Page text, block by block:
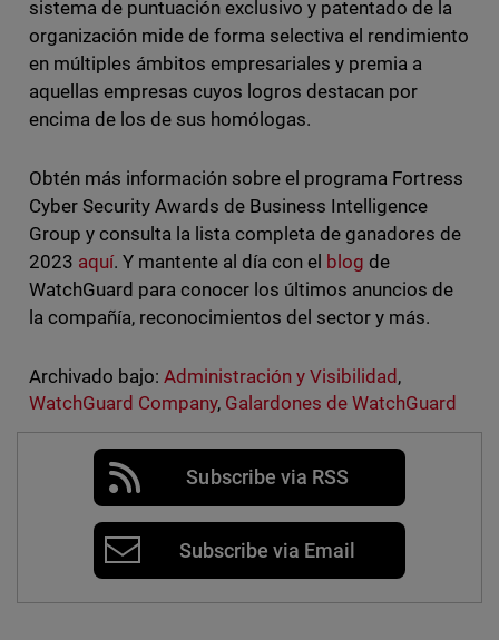
sistema de puntuación exclusivo y patentado de la
organización mide de forma selectiva el rendimiento
en múltiples ámbitos empresariales y premia a
aquellas empresas cuyos logros destacan por
encima de los de sus homólogas.
Obtén más información sobre el programa Fortress
Cyber Security Awards de Business Intelligence
Group y consulta la lista completa de ganadores de
2023 aquí. Y mantente al día con el blog de
WatchGuard para conocer los últimos anuncios de
la compañía, reconocimientos del sector y más.
Archivado bajo: Administración y Visibilidad ,
WatchGuard Company, Galardones de WatchGuard
Subscribe via RSS
Subscribe via Email